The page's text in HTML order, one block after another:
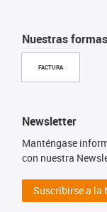
Nuestras
FACTURA
Newsletter
Manténgase
con nuestra
Suscribirse a la